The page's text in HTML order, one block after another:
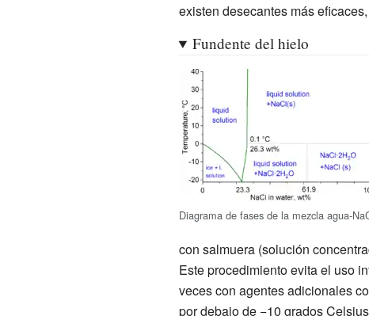
existen desecantes más
Fundente del hielo
Diagrama de fases de la mezcla agua-
con salmuera (solución
Este procedimiento evita el uso
veces con agentes adicionales
por debajo de −10 grados